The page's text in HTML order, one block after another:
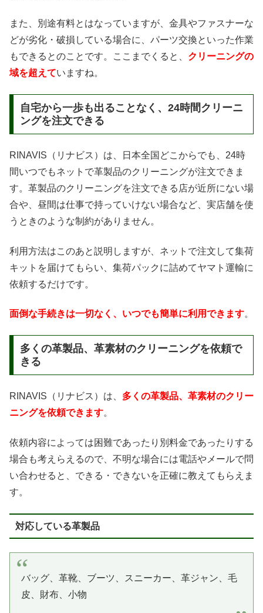
また、別途有料とはなっていますが、金具やファスナーな
どが劣化・破損している場合に、パーツ交換といった作業
もできるとのことです。ここまでくると、 クリーニングの
域を超えていますね。
自宅から一歩も出ることなく、24時間クリーニ
ングを注文できる
RINAVIS（リナビス）は、日本全国どこからでも、24時
間いつでもネットで革製品のクリーニングが注文できま
す。革製品のクリーニングを注文できる店が近所にない場
合や、昼間は仕事で持っていけない場合など、実店舗を使
うときのような制約がありません。
利用方法はこのあと説明しますが、ネットで注文して集荷
キットを届けてもらい、集荷パックに詰めてヤマト運輸に
依頼するだけです。
面倒な手続きは一切なく、いつでも簡単に利用できます。
多くの革製品、革素材のクリーニングを依頼で
きる
RINAVIS（リナビス）は、 多くの革製品、革素材のクリー
ニングを依頼できます。
依頼内容によっては困難であったり別料金であったりする
場合も考えらえるので、不明な場合には電話やメールで問
い合わせると、できる・できないを正確に教えてもらえま
す。
対応している革製品
バッグ、革靴、ブーツ、スニーカー、革ジャン、毛
皮、財布、小物